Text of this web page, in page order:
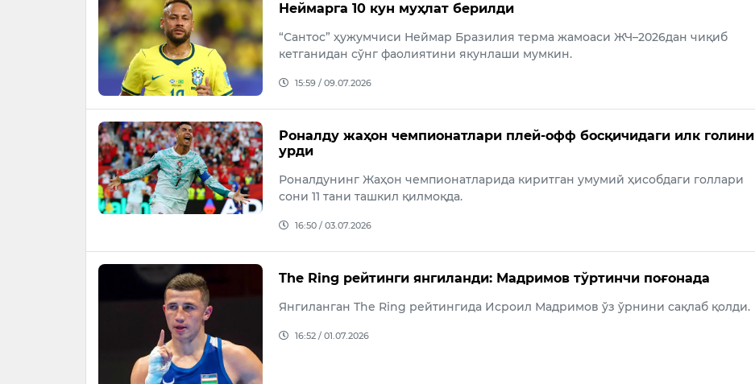
Неймарга 10 кун муҳлат берилди
“Сантос” ҳужумчиси Неймар Бразилия терма жамоаси ЖЧ–2026дан чиқиб
кетганидан сўнг фаолиятини якунлаши мумкин.
15:59 / 09.07.2026
Роналду жаҳон чемпионатлари плей-офф босқичидаги илк голини
урди
Роналдунинг Жаҳон чемпионатларида киритган умумий ҳисобдаги голлари
сони 11 тани ташкил қилмоқда.
16:50 / 03.07.2026
The Ring рейтинги янгиланди: Мадримов тўртинчи поғонада
Янгиланган The Ring рейтингида Исроил Мадримов ўз ўрнини сақлаб қолди.
16:52 / 01.07.2026